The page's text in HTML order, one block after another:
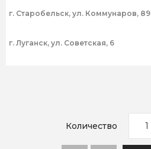
г. Старобельск, ул. Коммунаров,
г. Луганск, ул. Советская, 6
Количество